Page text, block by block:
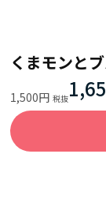
くまモンと
1,500円